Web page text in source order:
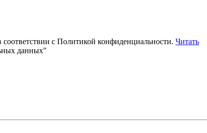
с Политикой конфиденциальности. Читать
данных"